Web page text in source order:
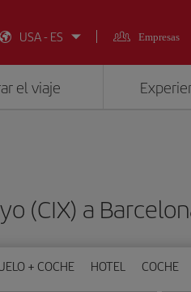
USA - ES
Empresas
el viaje
(CIX) a
+ COCHE HOTEL COCHE